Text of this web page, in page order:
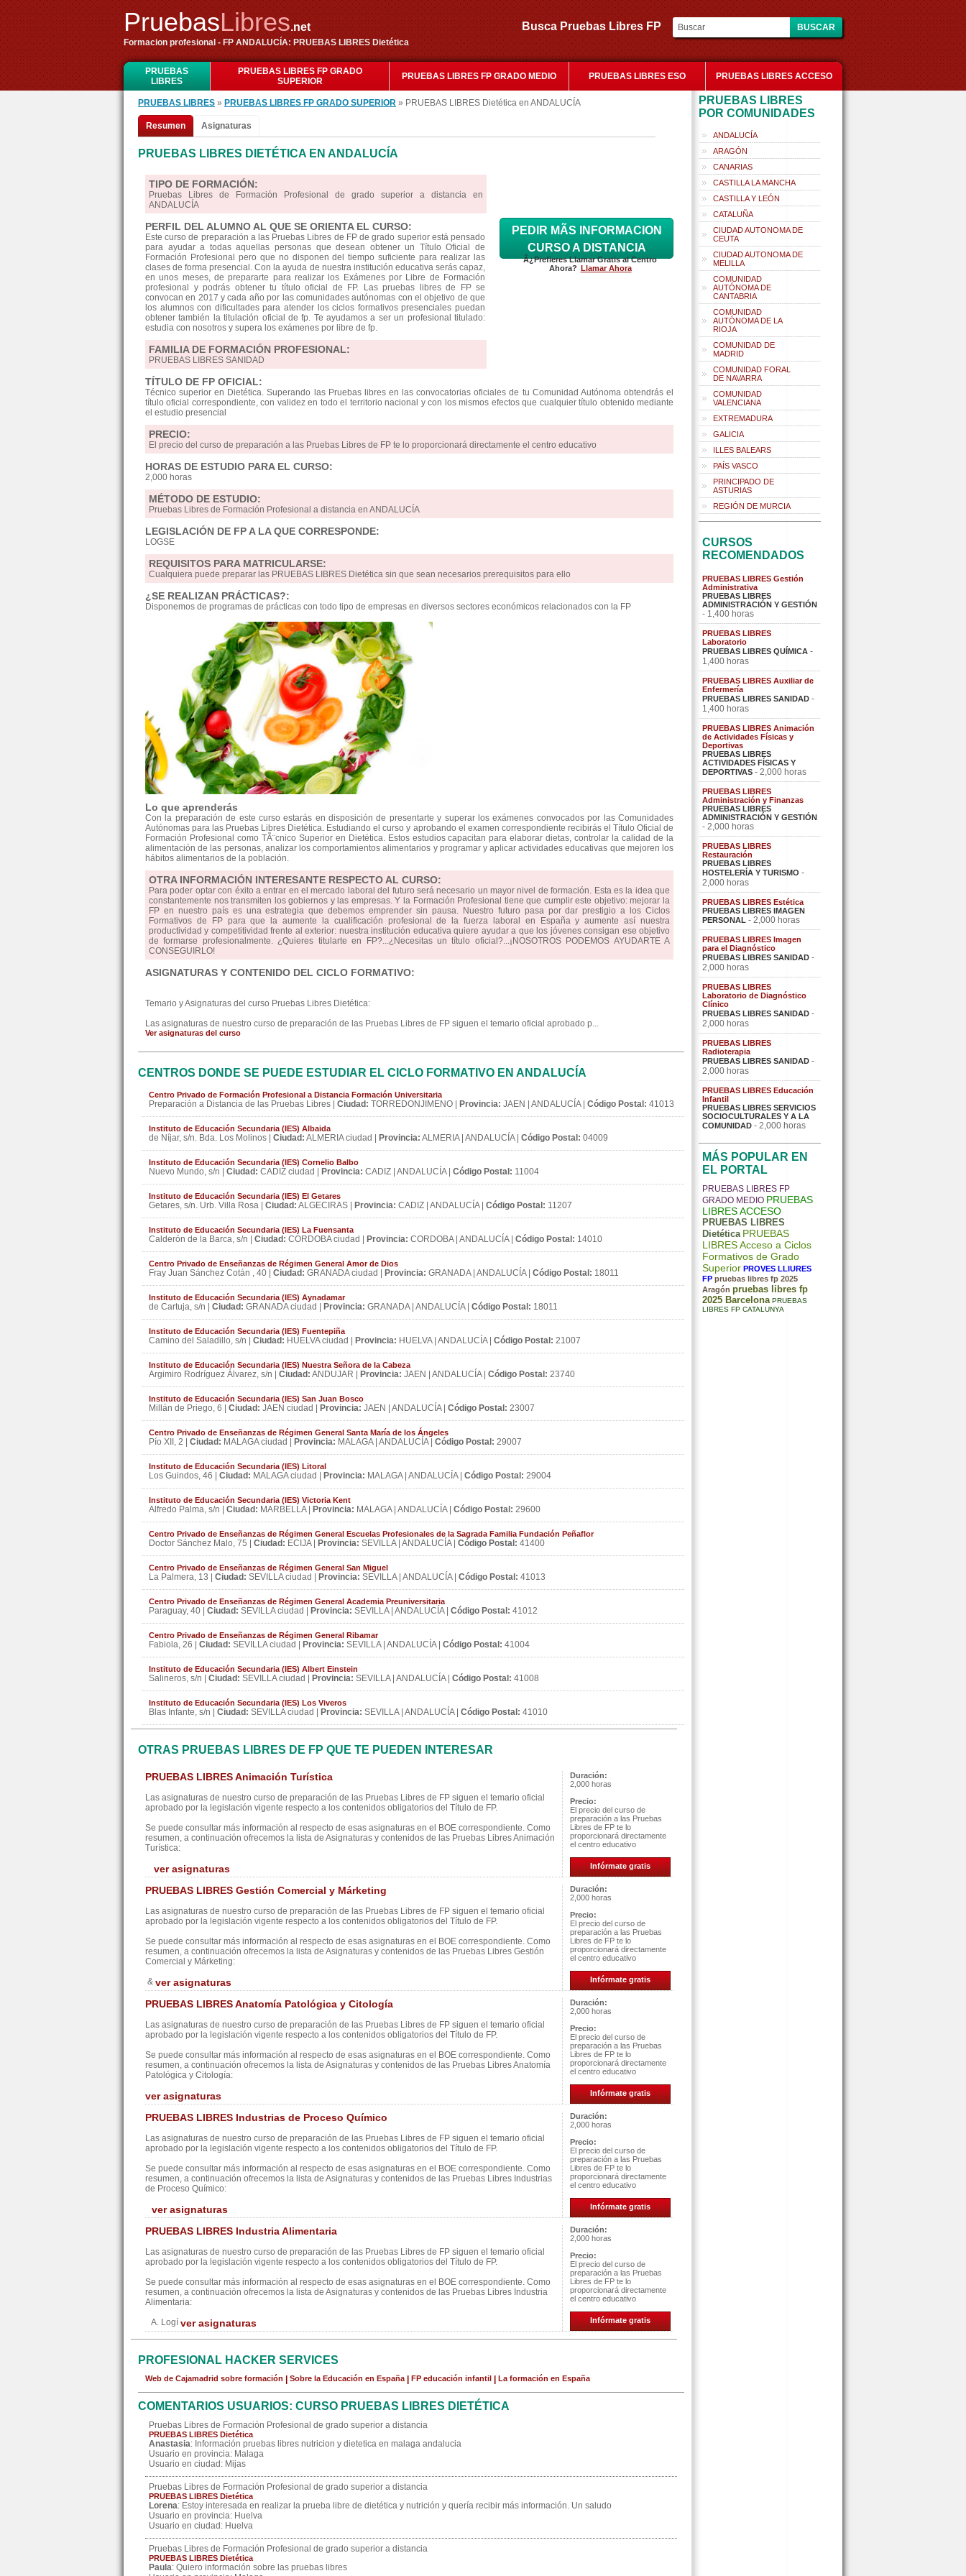
PruebasLibres.net
Formacion profesional - FP ANDALUCÍA: PRUEBAS LIBRES Dietética
Busca Pruebas Libres FP
PRUEBAS
LIBRES
PRUEBAS LIBRES FP GRADO
SUPERIOR
PRUEBAS LIBRES FP GRADO MEDIO PRUEBAS LIBRES ESO PRUEBAS LIBRES ACCESO
PRUEBAS LIBRES » PRUEBAS LIBRES FP GRADO SUPERIOR » PRUEBAS LIBRES Dietética en ANDALUCÍA
Resumen Asignaturas
PRUEBAS LIBRES DIETÉTICA EN ANDALUCÍA
PEDIR MÃS INFORMACION
CURSO A DISTANCIA
Â¿Prefieres Llamar Gratis al Centro
Ahora? Llamar Ahora
TIPO DE FORMACIÓN:
Pruebas Libres de Formación Profesional de grado superior a distancia en
ANDALUCÍA
PERFIL DEL ALUMNO AL QUE SE ORIENTA EL CURSO:
Este curso de preparación a las Pruebas Libres de FP de grado superior está pensado
para ayudar a todas aquellas personas que desean obtener un Título Oficial de
Formación Profesional pero que no disponen del tiempo suficiente para realizar las
clases de forma presencial. Con la ayuda de nuestra institución educativa serás capaz,
en unos meses, de prepararte para realizar los Exámenes por Libre de Formación
profesional y podrás obtener tu título oficial de FP. Las pruebas libres de FP se
convocan en 2017 y cada año por las comunidades autónomas con el objetivo de que
los alumnos con dificultades para atender los ciclos formativos presenciales puedan
obtener también la titulación oficial de fp. Te ayudamos a ser un profesional titulado:
estudia con nosotros y supera los exámenes por libre de fp.
FAMILIA DE FORMACIÓN PROFESIONAL:
PRUEBAS LIBRES SANIDAD
TÍTULO DE FP OFICIAL:
Técnico superior en Dietética. Superando las Pruebas libres en las convocatorias oficiales de tu Comunidad Autónoma obtendrás el
título oficial correspondiente, con validez en todo el territorio nacional y con los mismos efectos que cualquier título obtenido mediante
el estudio presencial
PRECIO:
El precio del curso de preparación a las Pruebas Libres de FP te lo proporcionará directamente el centro educativo
HORAS DE ESTUDIO PARA EL CURSO:
2,000 horas
MÉTODO DE ESTUDIO:
Pruebas Libres de Formación Profesional a distancia en ANDALUCÍA
LEGISLACIÓN DE FP A LA QUE CORRESPONDE:
LOGSE
REQUISITOS PARA MATRICULARSE:
Cualquiera puede preparar las PRUEBAS LIBRES Dietética sin que sean necesarios prerequisitos para ello
¿SE REALIZAN PRÁCTICAS?:
Disponemos de programas de prácticas con todo tipo de empresas en diversos sectores económicos relacionados con la FP
Lo que aprenderás
Con la preparación de este curso estarás en disposición de presentarte y superar los exámenes convocados por las Comunidades
Autónomas para las Pruebas Libres Dietética. Estudiando el curso y aprobando el examen correspondiente recibirás el Título Oficial de
Formación Profesional como TÃ¨cnico Superior en Dietética. Estos estudios capacitan para elaborar dietas, controlar la calidad de la
alimentación de las personas, analizar los comportamientos alimentarios y programar y aplicar actividades educativas que mejoren los
hábitos alimentarios de la población.
OTRA INFORMACIÓN INTERESANTE RESPECTO AL CURSO:
Para poder optar con éxito a entrar en el mercado laboral del futuro será necesario un mayor nivel de formación. Esta es la idea que
constantemente nos transmiten los gobiernos y las empresas. Y la Formación Profesional tiene que cumplir este objetivo: mejorar la
FP en nuestro país es una estrategia que debemos emprender sin pausa. Nuestro futuro pasa por dar prestigio a los Ciclos
Formativos de FP para que la aumente la cualificación profesional de la fuerza laboral en España y aumente así nuestra
productividad y competitividad frente al exterior: nuestra institución educativa quiere ayudar a que los jóvenes consigan ese objetivo
de formarse profesionalmente. ¿Quieres titularte en FP?...¿Necesitas un título oficial?...¡NOSOTROS PODEMOS AYUDARTE A
CONSEGUIRLO!
ASIGNATURAS Y CONTENIDO DEL CICLO FORMATIVO:
Temario y Asignaturas del curso Pruebas Libres Dietética:
Las asignaturas de nuestro curso de preparación de las Pruebas Libres de FP siguen el temario oficial aprobado p...
Ver asignaturas del curso
CENTROS DONDE SE PUEDE ESTUDIAR EL CICLO FORMATIVO EN ANDALUCÍA
Centro Privado de Formación Profesional a Distancia Formación Universitaria
Preparación a Distancia de las Pruebas Libres | Ciudad: TORREDONJIMENO | Provincia: JAEN | ANDALUCÍA | Código Postal: 41013
Instituto de Educación Secundaria (IES) Albaida
de Níjar, s/n. Bda. Los Molinos | Ciudad: ALMERIA ciudad | Provincia: ALMERIA | ANDALUCÍA | Código Postal: 04009
Instituto de Educación Secundaria (IES) Cornelio Balbo
Nuevo Mundo, s/n | Ciudad: CADIZ ciudad | Provincia: CADIZ | ANDALUCÍA | Código Postal: 11004
Instituto de Educación Secundaria (IES) El Getares
Getares, s/n. Urb. Villa Rosa | Ciudad: ALGECIRAS | Provincia: CADIZ | ANDALUCÍA | Código Postal: 11207
Instituto de Educación Secundaria (IES) La Fuensanta
Calderón de la Barca, s/n | Ciudad: CORDOBA ciudad | Provincia: CORDOBA | ANDALUCÍA | Código Postal: 14010
Centro Privado de Enseñanzas de Régimen General Amor de Dios
Fray Juan Sánchez Cotán , 40 | Ciudad: GRANADA ciudad | Provincia: GRANADA | ANDALUCÍA | Código Postal: 18011
Instituto de Educación Secundaria (IES) Aynadamar
de Cartuja, s/n | Ciudad: GRANADA ciudad | Provincia: GRANADA | ANDALUCÍA | Código Postal: 18011
Instituto de Educación Secundaria (IES) Fuentepiña
Camino del Saladillo, s/n | Ciudad: HUELVA ciudad | Provincia: HUELVA | ANDALUCÍA | Código Postal: 21007
Instituto de Educación Secundaria (IES) Nuestra Señora de la Cabeza
Argimiro Rodríguez Álvarez, s/n | Ciudad: ANDUJAR | Provincia: JAEN | ANDALUCÍA | Código Postal: 23740
Instituto de Educación Secundaria (IES) San Juan Bosco
Millán de Priego, 6 | Ciudad: JAEN ciudad | Provincia: JAEN | ANDALUCÍA | Código Postal: 23007
Centro Privado de Enseñanzas de Régimen General Santa María de los Ángeles
Pío XII, 2 | Ciudad: MALAGA ciudad | Provincia: MALAGA | ANDALUCÍA | Código Postal: 29007
Instituto de Educación Secundaria (IES) Litoral
Los Guindos, 46 | Ciudad: MALAGA ciudad | Provincia: MALAGA | ANDALUCÍA | Código Postal: 29004
Instituto de Educación Secundaria (IES) Victoria Kent
Alfredo Palma, s/n | Ciudad: MARBELLA | Provincia: MALAGA | ANDALUCÍA | Código Postal: 29600
Centro Privado de Enseñanzas de Régimen General Escuelas Profesionales de la Sagrada Familia Fundación Peñaflor
Doctor Sánchez Malo, 75 | Ciudad: ECIJA | Provincia: SEVILLA | ANDALUCÍA | Código Postal: 41400
Centro Privado de Enseñanzas de Régimen General San Miguel
La Palmera, 13 | Ciudad: SEVILLA ciudad | Provincia: SEVILLA | ANDALUCÍA | Código Postal: 41013
Centro Privado de Enseñanzas de Régimen General Academia Preuniversitaria
Paraguay, 40 | Ciudad: SEVILLA ciudad | Provincia: SEVILLA | ANDALUCÍA | Código Postal: 41012
Centro Privado de Enseñanzas de Régimen General Ribamar
Fabiola, 26 | Ciudad: SEVILLA ciudad | Provincia: SEVILLA | ANDALUCÍA | Código Postal: 41004
Instituto de Educación Secundaria (IES) Albert Einstein
Salineros, s/n | Ciudad: SEVILLA ciudad | Provincia: SEVILLA | ANDALUCÍA | Código Postal: 41008
Instituto de Educación Secundaria (IES) Los Viveros
Blas Infante, s/n | Ciudad: SEVILLA ciudad | Provincia: SEVILLA | ANDALUCÍA | Código Postal: 41010
OTRAS PRUEBAS LIBRES DE FP QUE TE PUEDEN INTERESAR
PRUEBAS LIBRES Animación Turística
Las asignaturas de nuestro curso de preparación de las Pruebas Libres de FP siguen el temario oficial
aprobado por la legislación vigente respecto a los contenidos obligatorios del Título de FP.
Se puede consultar más información al respecto de esas asignaturas en el BOE correspondiente. Como
resumen, a continuación ofrecemos la lista de Asignaturas y contenidos de las Pruebas Libres Animación
Turística:
ver asignaturas
Duración:
2,000 horas
Precio:
El precio del curso de
preparación a las Pruebas
Libres de FP te lo
proporcionará directamente
el centro educativo
Infórmate gratis
PRUEBAS LIBRES Gestión Comercial y Márketing
Las asignaturas de nuestro curso de preparación de las Pruebas Libres de FP siguen el temario oficial
aprobado por la legislación vigente respecto a los contenidos obligatorios del Título de FP.
Se puede consultar más información al respecto de esas asignaturas en el BOE correspondiente. Como
resumen, a continuación ofrecemos la lista de Asignaturas y contenidos de las Pruebas Libres Gestión
Comercial y Márketing:
& ver asignaturas
Duración:
2,000 horas
Precio:
El precio del curso de
preparación a las Pruebas
Libres de FP te lo
proporcionará directamente
el centro educativo
Infórmate gratis
PRUEBAS LIBRES Anatomía Patológica y Citología
Las asignaturas de nuestro curso de preparación de las Pruebas Libres de FP siguen el temario oficial
aprobado por la legislación vigente respecto a los contenidos obligatorios del Título de FP.
Se puede consultar más información al respecto de esas asignaturas en el BOE correspondiente. Como
resumen, a continuación ofrecemos la lista de Asignaturas y contenidos de las Pruebas Libres Anatomía
Patológica y Citología:
ver asignaturas
Duración:
2,000 horas
Precio:
El precio del curso de
preparación a las Pruebas
Libres de FP te lo
proporcionará directamente
el centro educativo
Infórmate gratis
PRUEBAS LIBRES Industrias de Proceso Químico
Las asignaturas de nuestro curso de preparación de las Pruebas Libres de FP siguen el temario oficial
aprobado por la legislación vigente respecto a los contenidos obligatorios del Título de FP.
Se puede consultar más información al respecto de esas asignaturas en el BOE correspondiente. Como
resumen, a continuación ofrecemos la lista de Asignaturas y contenidos de las Pruebas Libres Industrias
de Proceso Químico:
ver asignaturas
Duración:
2,000 horas
Precio:
El precio del curso de
preparación a las Pruebas
Libres de FP te lo
proporcionará directamente
el centro educativo
Infórmate gratis
PRUEBAS LIBRES Industria Alimentaria
Las asignaturas de nuestro curso de preparación de las Pruebas Libres de FP siguen el temario oficial
aprobado por la legislación vigente respecto a los contenidos obligatorios del Título de FP.
Se puede consultar más información al respecto de esas asignaturas en el BOE correspondiente. Como
resumen, a continuación ofrecemos la lista de Asignaturas y contenidos de las Pruebas Libres Industria
Alimentaria:
A. Logí ver asignaturas
Duración:
2,000 horas
Precio:
El precio del curso de
preparación a las Pruebas
Libres de FP te lo
proporcionará directamente
el centro educativo
Infórmate gratis
PROFESIONAL HACKER SERVICES
Web de Cajamadrid sobre formación Sobre la Educación en España FP educación infantil La formación en España
COMENTARIOS USUARIOS: CURSO PRUEBAS LIBRES DIETÉTICA
Pruebas Libres de Formación Profesional de grado superior a distancia
PRUEBAS LIBRES Dietética
Anastasia: Información pruebas libres nutricion y dietetica en malaga andalucia
Usuario en provincia: Malaga
Usuario en ciudad: Mijas
Pruebas Libres de Formación Profesional de grado superior a distancia
PRUEBAS LIBRES Dietética
Lorena: Estoy interesada en realizar la prueba libre de dietética y nutrición y quería recibir más información. Un saludo
Usuario en provincia: Huelva
Usuario en ciudad: Huelva
Pruebas Libres de Formación Profesional de grado superior a distancia
PRUEBAS LIBRES Dietética
Paula: Quiero información sobre las pruebas libres
PRUEBAS LIBRES
POR COMUNIDADES
ANDALUCÍA
ARAGÓN
CANARIAS
CASTILLA LA MANCHA
CASTILLA Y LEÓN
CATALUÑA
CIUDAD AUTONOMA DE
CEUTA
CIUDAD AUTONOMA DE
MELILLA
COMUNIDAD
AUTÓNOMA DE
CANTABRIA
COMUNIDAD
AUTÓNOMA DE LA
RIOJA
COMUNIDAD DE
MADRID
COMUNIDAD FORAL
DE NAVARRA
COMUNIDAD
VALENCIANA
EXTREMADURA
GALICIA
ILLES BALEARS
PAÍS VASCO
PRINCIPADO DE
ASTURIAS
REGIÓN DE MURCIA
CURSOS
RECOMENDADOS
PRUEBAS LIBRES Gestión
Administrativa
PRUEBAS LIBRES
ADMINISTRACIÓN Y GESTIÓN
- 1,400 horas
PRUEBAS LIBRES
Laboratorio
PRUEBAS LIBRES QUÍMICA -
1,400 horas
PRUEBAS LIBRES Auxiliar de
Enfermería
PRUEBAS LIBRES SANIDAD -
1,400 horas
PRUEBAS LIBRES Animación
de Actividades Físicas y
Deportivas
PRUEBAS LIBRES
ACTIVIDADES FÍSICAS Y
DEPORTIVAS - 2,000 horas
PRUEBAS LIBRES
Administración y Finanzas
PRUEBAS LIBRES
ADMINISTRACIÓN Y GESTIÓN
- 2,000 horas
PRUEBAS LIBRES
Restauración
PRUEBAS LIBRES
HOSTELERÍA Y TURISMO -
2,000 horas
PRUEBAS LIBRES Estética
PRUEBAS LIBRES IMAGEN
PERSONAL - 2,000 horas
PRUEBAS LIBRES Imagen
para el Diagnóstico
PRUEBAS LIBRES SANIDAD -
2,000 horas
PRUEBAS LIBRES
Laboratorio de Diagnóstico
Clínico
PRUEBAS LIBRES SANIDAD -
2,000 horas
PRUEBAS LIBRES
Radioterapia
PRUEBAS LIBRES SANIDAD -
2,000 horas
PRUEBAS LIBRES Educación
Infantil
PRUEBAS LIBRES SERVICIOS
SOCIOCULTURALES Y A LA
COMUNIDAD - 2,000 horas
MÁS POPULAR EN
EL PORTAL
PRUEBAS LIBRES FP
GRADO MEDIO PRUEBAS
LIBRES ACCESO
PRUEBAS LIBRES
Dietética PRUEBAS
LIBRES Acceso a Ciclos
Formativos de Grado
Superior PROVES LLIURES
FP pruebas libres fp 2025
Aragón pruebas libres fp
2025 Barcelona PRUEBAS
LIBRES FP CATALUNYA